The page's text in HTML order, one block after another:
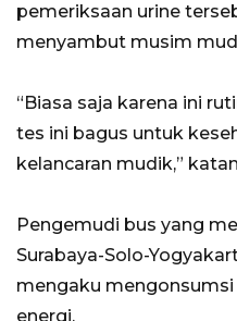
pemeriksaan urine
menyambut musim
“Biasa saja karena ini
tes ini bagus untuk
kelancaran mudik,”
Pengemudi bus yang
Surabaya-Solo-
mengaku
energi.